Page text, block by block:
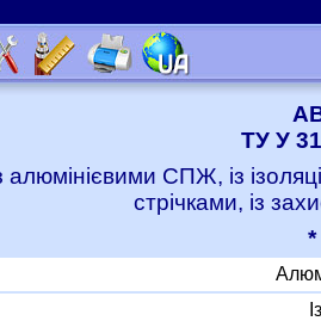
ТУ У
алюмінієвими СПЖ, із
стрічками, із